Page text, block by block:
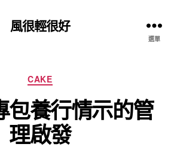
風很輕很好
選單
分
類
CAKE
包養行情示的管
理啟發